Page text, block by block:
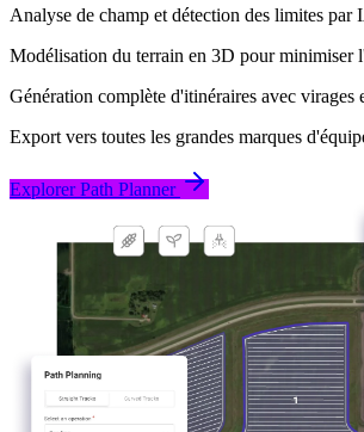
Analyse de champ et détection des limites par
Modélisation du terrain en 3D pour minimiser
Génération complète d'itinéraires avec virages
Export vers toutes les grandes marques
Explorer Path Planner